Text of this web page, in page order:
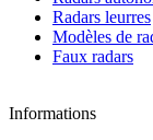
Radars leurres
Modèles de
Faux radars
Informations